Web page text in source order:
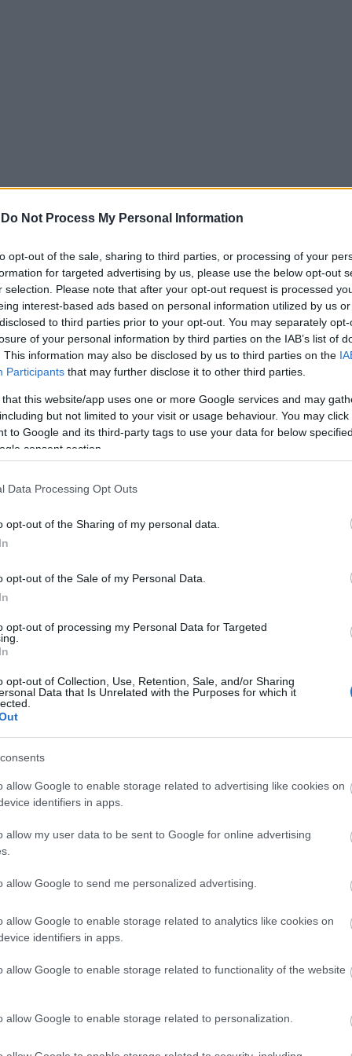
Do Not Process My Personal Information
opt-out of the sale, sharing to third parties, or processing of your
for targeted advertising by us, please use the below opt-out
selection. Please note that after your opt-out request is processed
interest-based ads based on personal information utilized by us
to third parties prior to your opt-out. You may separately
of your personal information by third parties on the IAB’s list of
This information may also be disclosed by us to third parties on the
Participants that may further disclose it to other third parties.
that this website/app uses one or more Google services and may
but not limited to your visit or usage behaviour. You may
to Google and its third-party tags to use your data for below
consent section.
Data Processing Opt Outs
opt-out of the Sharing of my personal data.
opt-out of the Sale of my Personal Data.
opt-out of processing my Personal Data for Targeted
opt-out of Collection, Use, Retention, Sale, and/or Sharing
Data that Is Unrelated with the Purposes for which it
allow Google to enable storage related to advertising like cookies on
identifiers in apps.
allow my user data to be sent to Google for online advertising
allow Google to send me personalized advertising.
allow Google to enable storage related to analytics like cookies on
identifiers in apps.
allow Google to enable storage related to functionality of the website
allow Google to enable storage related to personalization.
των γραμμάτων» και διοργανώνεται από
Αρχειακών Τεκμηρίων & Τύπου.
θρυλική μορφή της πνευματικής ζωής του 20ού αιώνα.
στενός φίλος του Γιώργου Σεφέρη και
κύκλων του μεσοπολέμου, συνδέθηκε βαθιά και με την
του Κωστή Παλαμά και διετέλεσε πρώτος
δεν γνώρισα πιο ανθρώπινο άτομο από τον Κατσίμπαλη.
είχα την αίσθηση ότι περπατούσα στη γη μ’
ο Κατσίμπαλης πέρασε από την ελληνική
ως «παλαιό πολεμιστή του Πρώτου
και του παλαμισμού», αποτυπώνοντας την ένταση,
όψεις της εργοβιογραφίας του, τη σημασία του
σπουδές και τον ρόλο του ως πολιτισμικού
από τη Στέγη Γραμμάτων «Κωστής Παλαμάς» και το
θα πραγματοποιηθεί με συντονίστρια την Κατερίνα
Πατρών.